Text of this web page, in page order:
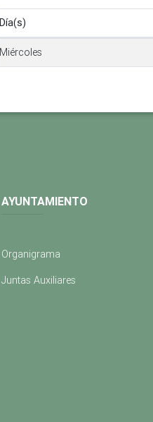
Día(s)
Miércoles
AYUNTAMIENTO
Organigrama
Juntas Auxiliares